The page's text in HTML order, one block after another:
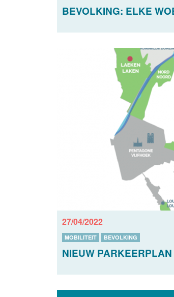
BEVOLKING: ELKE
27/04/2022
MOBILITEIT BEVOLKING
NIEUW